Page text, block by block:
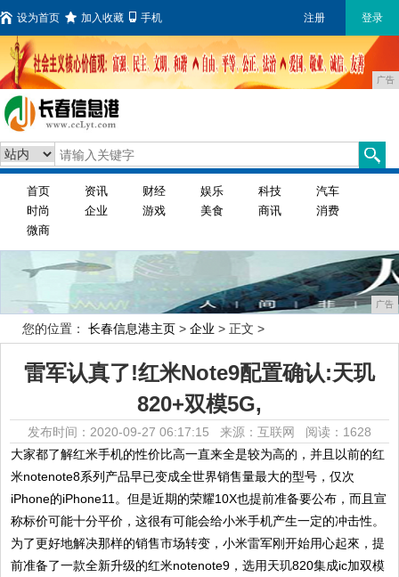
设为首页 加入收藏 手机 注册 登录
广告
首页 资讯 财经 娱乐 科技
汽车
时尚
企业 游戏 美食 商讯
消费
微商
广告
您的位置： 长春信息港主页 > 企业 > 正文 >
雷军认真了!红米Note9配置确认:天玑
820+双模5G,
发布时间：2020-09-27 06:17:15 来源：互联网 阅读：1628
大家都了解红米手机的性价比高一直来全是较为高的，并且以前的红
米notenote8系列产品早已变成全世界销售量最大的型号，仅次
iPhone的iPhone11。但是近期的荣耀10X也提前准备要公布，而且宣
称标价可能十分平价，这很有可能会给小米手机产生一定的冲击性。
为了更好地解决那样的销售市场转变，小米雷军刚开始用心起來，提
前准备了一款全新升级的红米notenote9，选用天玑820集成ic加双模